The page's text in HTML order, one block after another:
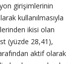
girişimlerinin
kullanılmasıyla
ikisi olan
(yüzde 28,41),
aktif olarak